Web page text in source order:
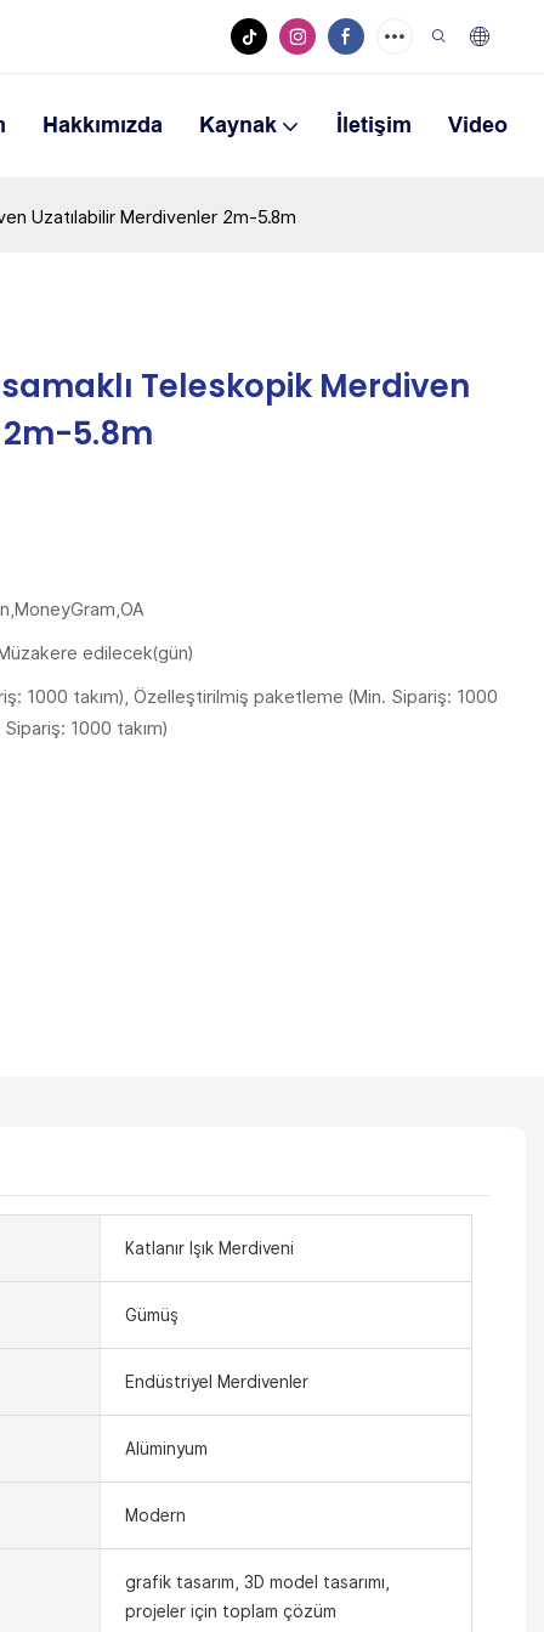
Hakkımızda Kaynak İletişim Video
Uzatılabilir Merdivenler 2m-5.8m
Teleskopik Merdiven
5.8m
edilecek(gün)
1000 takım), Özelleştirilmiş paketleme (Min. Sipariş: 1000
1000 takım)
Katlanır Işık Merdiveni
Gümüş
Endüstriyel Merdivenler
Alüminyum
Modern
grafik tasarım, 3D model tasarımı,
projeler için toplam çözüm